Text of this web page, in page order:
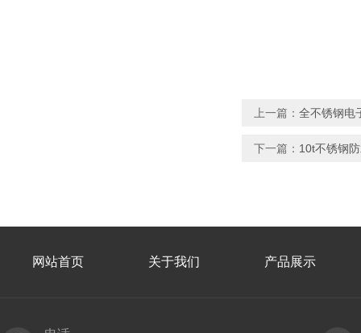
上一篇： 全不锈钢电
下一篇： 10t不锈钢
网站首页 关于我们 产品展示